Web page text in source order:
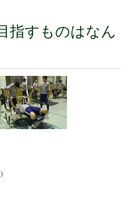
指すものはなん